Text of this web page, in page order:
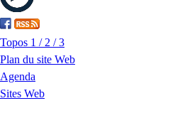
Topos 1 / 2 / 3
Plan du site Web
Agenda
Sites Web